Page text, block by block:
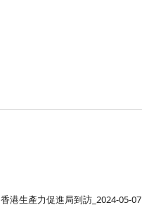
香港生產力促進局到訪_2024-05-07